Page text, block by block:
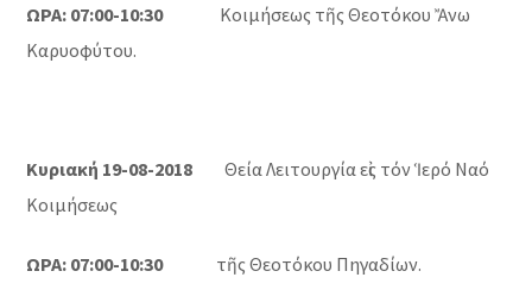
ΩΡΑ: 07:00-10:30
Κοιμήσεως τῆς Θεοτόκου Ἄνω
Καρυοφύτου.
Κυριακή 19-08-2018Θεία Λειτουργία εἰς τόν Ἱερό Ναό
Κοιμήσεως
ΩΡΑ: 07:00-10:30 τῆς Θεοτόκου Πηγαδίων.